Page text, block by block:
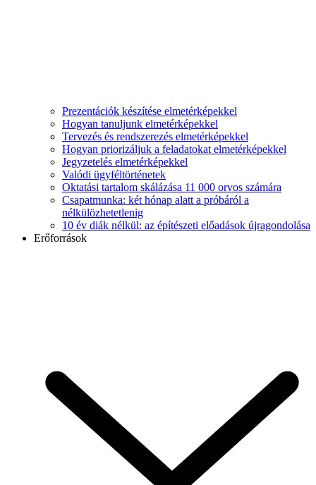
Prezentációk készítése elmetérképekkel
Hogyan tanuljunk elmetérképekkel
Tervezés és rendszerezés elmetérképekkel
Hogyan priorizáljuk a feladatokat elmetérképekkel
Jegyzetelés elmetérképekkel
Valódi ügyféltörténetek
Oktatási tartalom skálázása 11 000 orvos számára
Csapatmunka: két hónap alatt a próbáról a
nélkülözhetetlenig
10 év diák nélkül: az építészeti előadások újragondolása
Erőforrások